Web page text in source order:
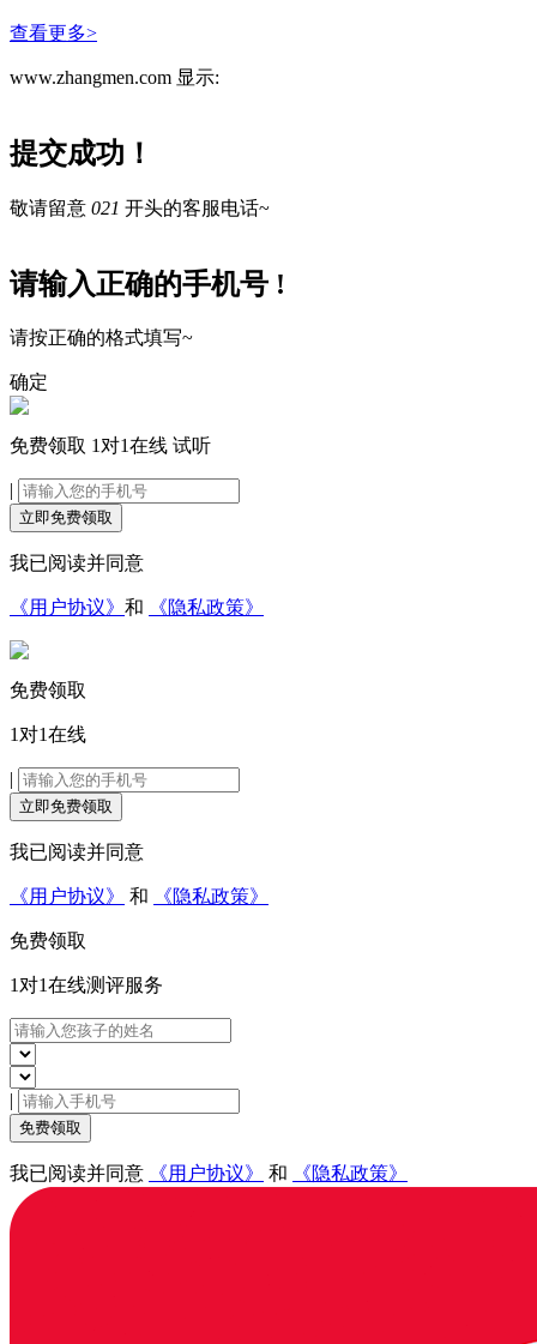
查看更多>
www.zhangmen.com 显示:
提交成功！
敬请留意 021 开头的客服电话~
请输入正确的手机号 !
请按正确的格式填写~
确定
免费领取 1对1在线 试听
|
立即免费领取
我已阅读并同意
《用户协议》 和 《隐私政策》
免费领取
1对1在线
|
立即免费领取
我已阅读并同意
《用户协议》 和 《隐私政策》
免费领取
1对1在线测评服务
|
免费领取
我已阅读并同意 《用户协议》 和 《隐私政策》